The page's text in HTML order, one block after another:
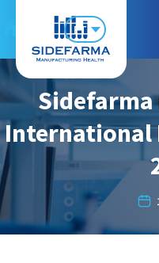
PT
International